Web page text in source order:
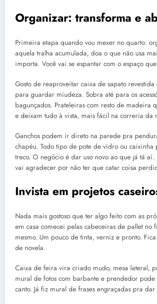
Organizar: transforma e
Primeira etapa quando vou mexer no quarto:
aquela tralha acumulada, doa o que não usa
importa. Você vai se espantar com o espaço
Gosto de reaproveitar caixa de sapato
para guardar miudeza. Sobra até para os
bagunçados. Prateleiras com resto de madeira
e deixam tudo à vista, mais fácil na correria da
Ganchos podem ir direto na parede pra
chapéu. Todo tipo de pote de vidro ou caixinha
treco. O negócio é dar uso novo ao que já tá
vai agradecer por não ter que catar coisa
Invista em projetos
Nada mais gostoso que ter algo feito com as
em casa comecei pelas cabeceiras de pallet no
mesmo. Um pouco de tinta, verniz e pronto.
de novela.
Caixa de feira vira criado mudo, mesa lateral,
mural de fotos com barbante e prendedor
canto. Já fiz mural de frases engraçadas pra dar